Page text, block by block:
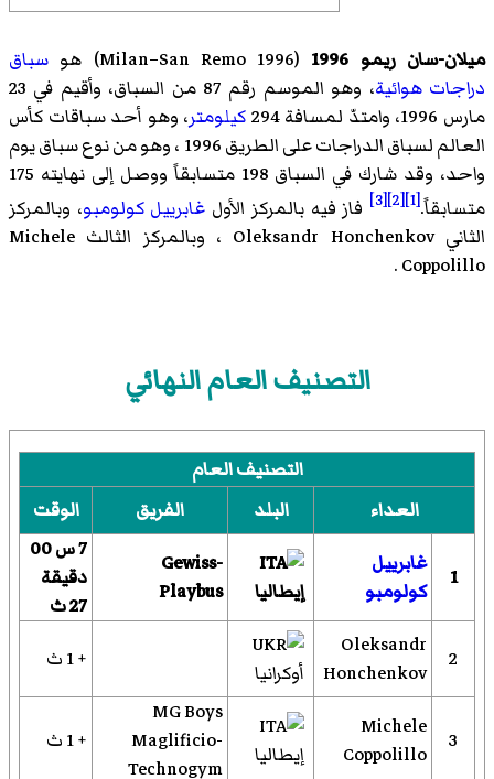
ميلان-سان ريمو 1996 (
1996 Milan–San Remo )‏ هو سباق
دراجات هوائية
، وهو الموسم رقم 87 من السباق، وأقيم في 23
مارس 1996، وامتدّ لمسافة 294
كيلومتر، وهو أحد سباقات كأس
العالم لسباق الدراجات على الطريق 1996
، وهو من نوع سباق يوم
واحد، وقد شارك في السباق 198 متسابقاً ووصل إلى نهايته 175
متسابقاً.[1]
[2]
[3] فاز فيه بالمركز الأول غابرييل كولومبو، وبالمركز
الثاني Oleksandr Honchenkov ، وبالمركز الثالث Michele
Coppolillo .
التصنيف العام النهائي
التصنيف العام
العداء
البلد الفريق الوقت
1
غابرييل
كولومبو
إيطاليا
Gewiss-
Playbus
7 س 00
دقيقة
27 ث
2
Oleksandr
Honchenkov
أوكرانيا + 1 ث
3
Michele
Coppolillo
إيطاليا
MG Boys
Maglificio-
Technogym
+ 1 ث